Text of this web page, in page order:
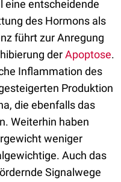
eine entscheidende
des Hormons als
führt zur Anregung
derApoptose.
Inflammation des
Produktion
die ebenfalls das
Weiterhin haben
weniger
Auch das
Signalwege